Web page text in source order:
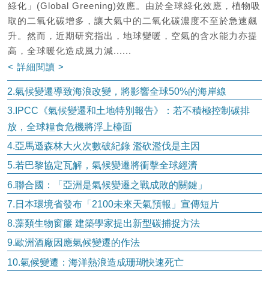
綠化」(Global Greening)效應。由於全球綠化效應，植物吸
取的二氧化碳增多，讓大氣中的二氧化碳濃度不至於急速飆
升。然而，近期研究指出，地球變暖，空氣的含水能力亦提
高，全球暖化造成風力減......
< 詳細閱讀 >
2.氣候變遷導致海浪改變，將影響全球50%的海岸線
3.IPCC《氣候變遷和土地特別報告》：若不積極控制碳排
放，全球糧食危機將浮上檯面
4.亞馬遜森林大火次數破紀錄 濫砍濫伐是主因
5.若巴黎協定瓦解，氣候變遷將衝擊全球經濟
6.聯合國：「亞洲是氣候變遷之戰成敗的關鍵」
7.日本環境省發布「2100未來天氣預報」宣傳短片
8.藻類生物窗簾 建築學家提出新型碳捕捉方法
9.歐洲酒廠因應氣候變遷的作法
10.氣候變遷：海洋熱浪造成珊瑚快速死亡